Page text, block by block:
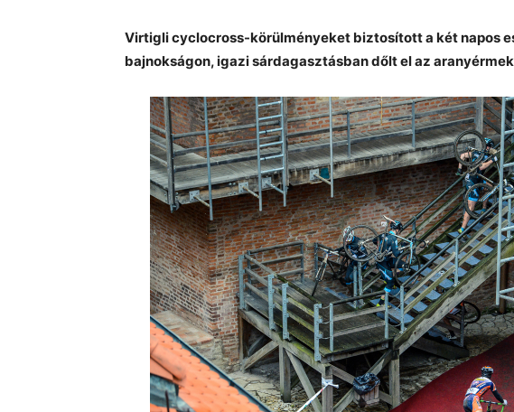
Virtigli cyclocross-körülményeket biztosított a két napos
bajnokságon, igazi sárdagasztásban dőlt el az